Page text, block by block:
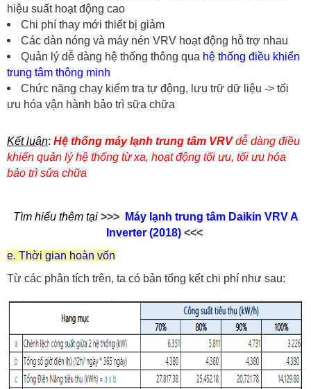
hiệu suất hoạt động cao
Chi phí thay mới thiết bị giảm
Các dàn nóng và máy nén VRV hoạt động hỗ trợ nhau
Quản lý dễ dàng hệ thống thông qua hệ thống điều khiển
trung tâm thông minh
Chức năng chạy kiểm tra tự động, lưu trữ dữ liệu -> tối
ưu hóa vận hành bảo trì sữa chữa
Kết luận: Hệ thống máy lạnh trung tâm VRVdễ dàng điều
khiển quản lý hệ thống từ xa, hoạt động tối ưu, tối ưu hóa
bảo trì sửa chữa
Tìm hiểu thêm tại >>>
Máy lạnh trung tâm Daikin VRV A
Inverter (2018) <<<
e. Thời gian hoàn vốn
Từ các phân tích trên, ta có bản tổng kết chi phí như sau: